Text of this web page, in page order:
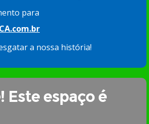
para
a nossa história!
Este espaço é